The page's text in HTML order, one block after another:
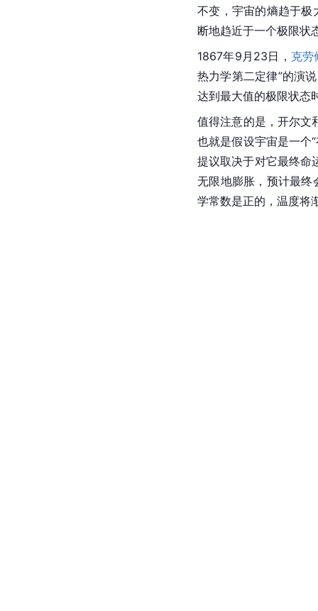
不变，宇宙的熵趋于极
断地趋近于一个极限状
1867年9月23日， 克劳
热力学第二定律”的演
达到最大值的极限状态
值得注意的是， 开尔文
也就是假设宇宙是一个
提议取决于对它最终命
无限地膨胀，预计最终
学常数是正的，温度将